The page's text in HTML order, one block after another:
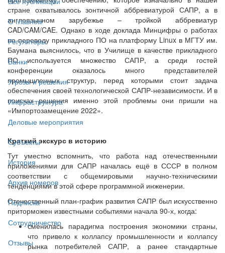
О главном
Регуляторы
Банки
Угрозы и решения
Инфраструктура
Деловые мероприятия
Субъекты
История
Архив номеров
Подписка
Сотрудничество
Отзывы
стране охватывалось зонтичной аббревиатурой САПР, а в
англоязычном зарубежье – тройкой аббревиатур
CAD/CAM/CAE. Однако в ходе доклада Минцифры о работах
по переводу прикладного ПО на платформу Linux в МГТУ им.
Баумана выяснилось, что в Училище в качестве прикладного
ПО используется множество САПР, а среди гостей
конференции оказалось много представителей
промышленных структур, перед которыми стоит задача
обеспечения своей технологической САПР-независимости. И в
поисках решения именно этой проблемы они пришли на
«Импортозамещение 2022».
Краткий экскурс в историю
Тут уместно вспомнить, что работа над отечественными
приложениями для САПР началась ещё в СССР в полном
соответствии с общемировыми научно-техническими
тенденциями в этой сфере программной инженерии.
Отечественный план-график развития САПР был искусственно
приторможен известными событиями начала 90-х, когда:
сменилась парадигма построения экономики страны,
что привело к коллапсу промышленности и коллапсу
рынка потребителей САПР, а ранее стандартные